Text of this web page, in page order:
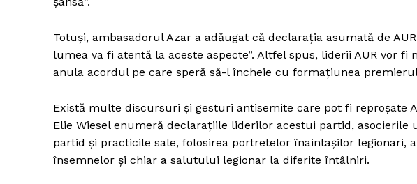
Totuși, ambasadorul Azar a adăugat că declarația asumată de
lumea va fi atentă la aceste aspecte”. Altfel spus, liderii AUR vor
anula acordul pe care speră să-l încheie cu formațiunea
Există multe discursuri și gesturi antisemite care pot fi reproșate
Elie Wiesel enumeră declarațiile liderilor acestui partid,
partid și practicile sale, folosirea portretelor înaintașilor legionari,
însemnelor și chiar a salutului legionar la diferite întâlniri.